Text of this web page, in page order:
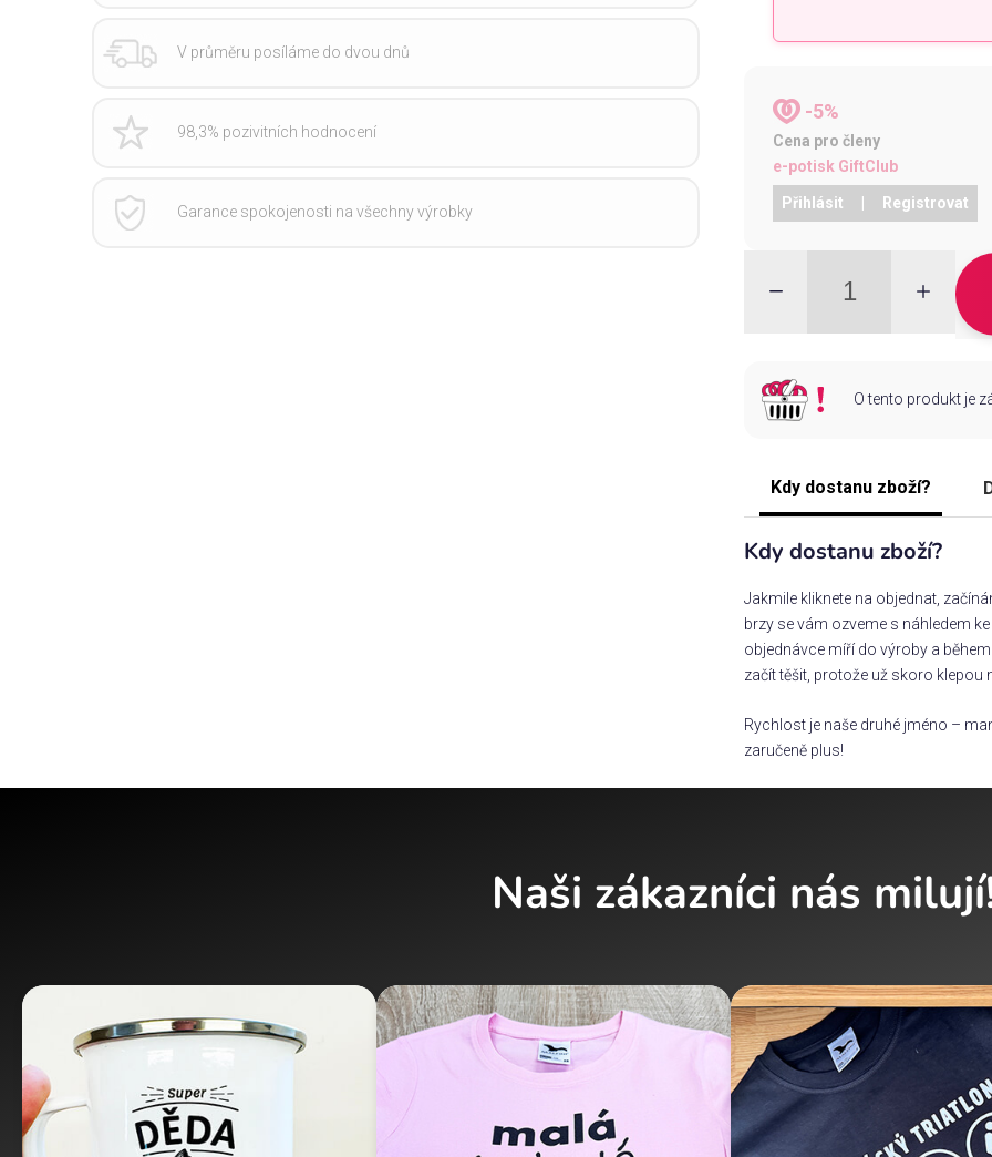
-5%
Cena pro členy
e-potisk GiftClub
Přihlásit Registrovat
O tento produkt je
Kdy dostanu zboží?
Kdy dostanu zboží?
Jakmile kliknete na objednat,
brzy se vám ozveme s náhledem
objednávce míří do výroby a
začít těšit, protože už skoro klepou
Rychlost je naše druhé jméno –
zaručeně plus!
V průměru posíláme do dvou dnů
98,3% pozivitních hodnocení
Garance spokojenosti na všechny výrobky
Naši zákazníci nás